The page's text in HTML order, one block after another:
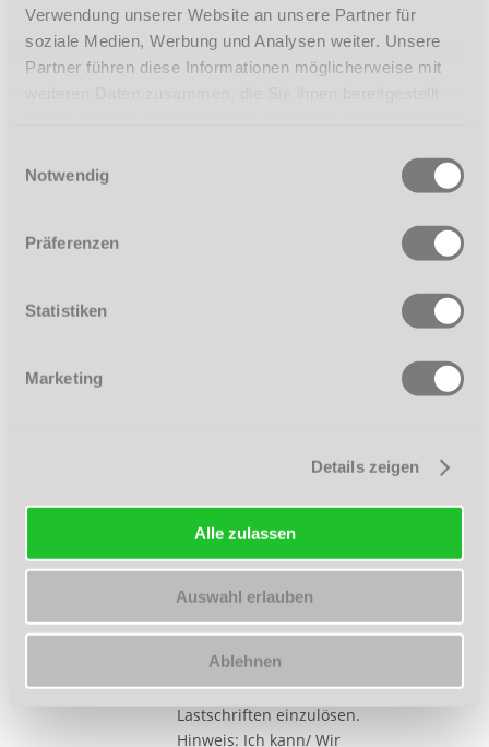
Verwendung unserer Website an unsere Partner für
soziale Medien, Werbung und Analysen weiter. Unsere
Partner führen diese Informationen möglicherweise mit
Notwendig
Präferenzen
Statistiken
Marketing
Details zeigen
Alle zulassen
Auswahl erlauben
Ablehnen